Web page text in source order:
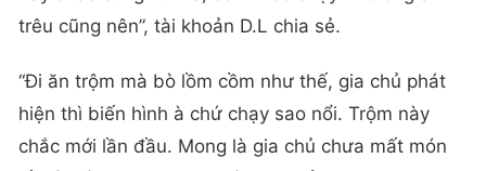
trêu cũng nên”, tài khoản D.L chia sẻ.
“Đi ăn trộm mà bò lồm cồm như thế, gia chủ phát
hiện thì biến hình à chứ chạy sao nổi. Trộm này
chắc mới lần đầu. Mong là gia chủ chưa mất món